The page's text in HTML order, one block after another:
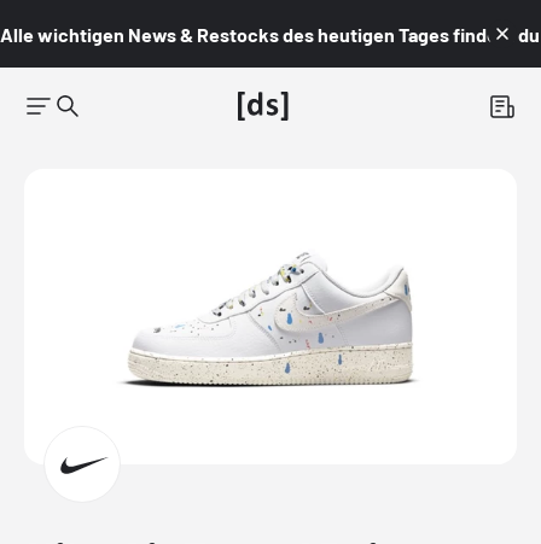
Alle wichtigen News & Restocks des heutigen Tages findest du